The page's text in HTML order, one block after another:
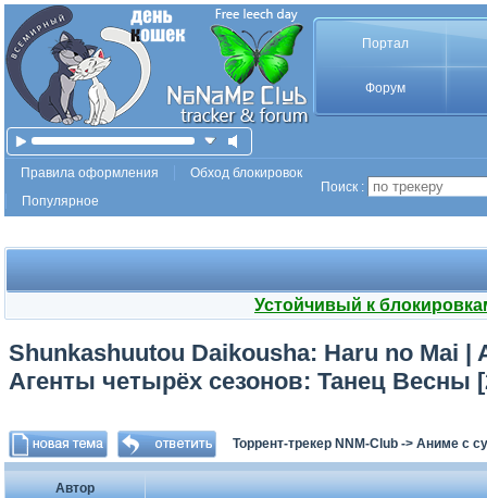
Портал
Форум
Правила оформления
Обход блокировок
Популярное
Поиск :
Устойчивый к
Shunkashuutou Daikousha: Haru no Mai
Агенты четырёх сезонов: Танец Весны
Торрент-трекер NNM-Club -> Аниме с
Автор